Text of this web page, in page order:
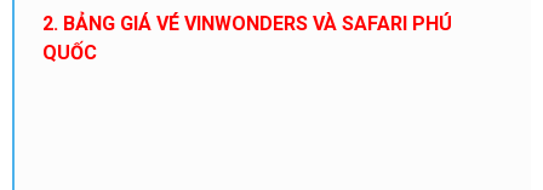
2. BẢNG GIÁ VÉ VINWONDERS VÀ SAFARI PHÚ
QUỐC